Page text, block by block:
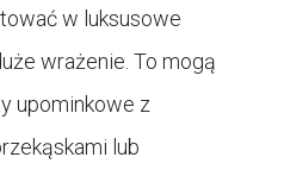
w luksusowe
wrażenie. To mogą
upominkowe z
lub